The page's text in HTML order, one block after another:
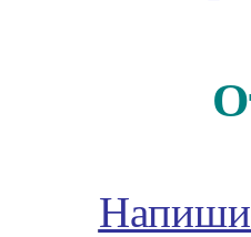
Напиши